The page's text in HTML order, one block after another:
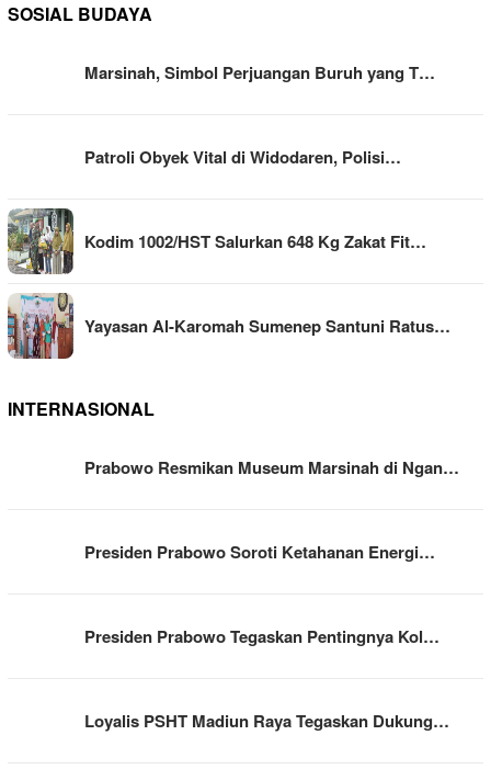
SOSIAL BUDAYA
Marsinah, Simbol Perjuangan Buruh yang T…
Patroli Obyek Vital di Widodaren, Polisi…
Kodim 1002/HST Salurkan 648 Kg Zakat Fit…
Yayasan Al-Karomah Sumenep Santuni Ratus…
INTERNASIONAL
Prabowo Resmikan Museum Marsinah di Ngan…
Presiden Prabowo Soroti Ketahanan Energi…
Presiden Prabowo Tegaskan Pentingnya Kol…
Loyalis PSHT Madiun Raya Tegaskan Dukung…